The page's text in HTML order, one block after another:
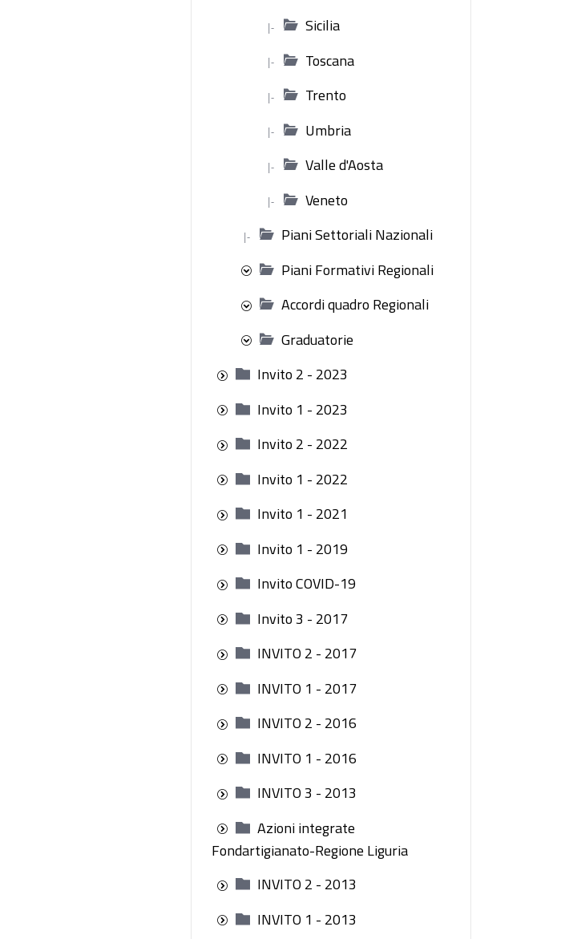
|- Sicilia
|- Toscana
|- Trento
|- Umbria
|- Valle d'Aosta
|- Veneto
|-
Piani Settoriali Nazionali
Piani Formativi Regionali
Accordi quadro Regionali
Graduatorie
Invito 2 - 2023
Invito 1 - 2023
Invito 2 - 2022
Invito 1 - 2022
Invito 1 - 2021
Invito 1 - 2019
Invito COVID-19
Invito 3 - 2017
INVITO 2 - 2017
INVITO 1 - 2017
INVITO 2 - 2016
INVITO 1 - 2016
INVITO 3 - 2013
Azioni integrate
Fondartigianato-Regione Liguria
INVITO 2 - 2013
INVITO 1 - 2013